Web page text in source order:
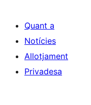
Quant a
Notícies
Allotjament
Privadesa